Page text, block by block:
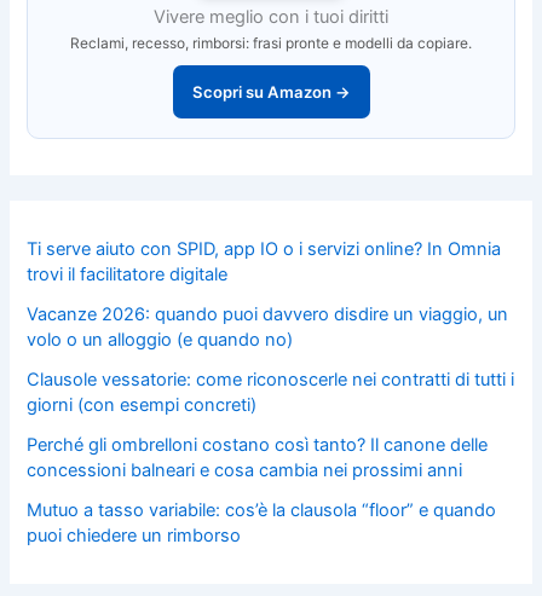
Vivere meglio con i tuoi diritti
Reclami, recesso, rimborsi: frasi pronte e modelli da copiare.
Scopri su Amazon →
Ti serve aiuto con SPID, app IO o i servizi online? In Omnia
trovi il facilitatore digitale
Vacanze 2026: quando puoi davvero disdire un viaggio, un
volo o un alloggio (e quando no)
Clausole vessatorie: come riconoscerle nei contratti di tutti i
giorni (con esempi concreti)
Perché gli ombrelloni costano così tanto? Il canone delle
concessioni balneari e cosa cambia nei prossimi anni
Mutuo a tasso variabile: cos’è la clausola “floor” e quando
puoi chiedere un rimborso